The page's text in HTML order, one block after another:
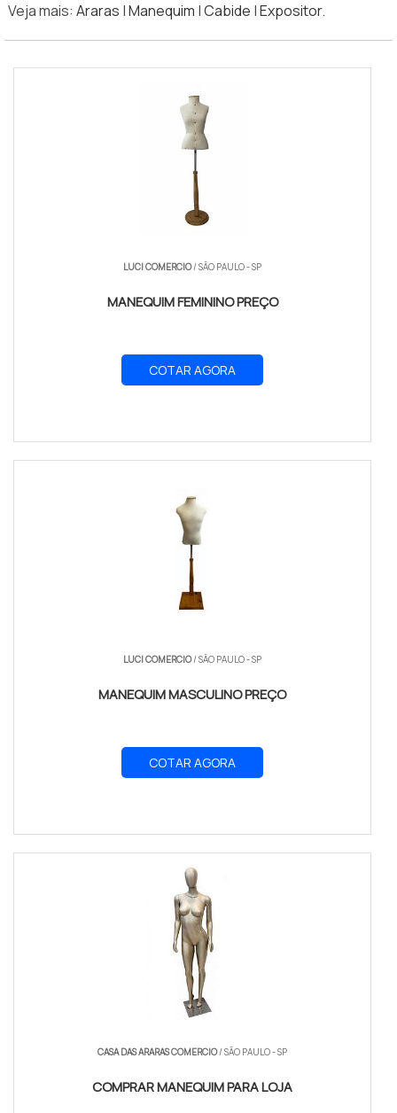
Veja mais: Araras |Manequim |Cabide |Expositor.
LUCI COMERCIO/ SÃO PAULO - SP
MANEQUIM FEMININO PREÇO
COTAR AGORA
LUCI COMERCIO/ SÃO PAULO - SP
MANEQUIM MASCULINO PREÇO
COTAR AGORA
CASA DAS ARARAS COMERCIO/ SÃO PAULO - SP
COMPRAR MANEQUIM PARA LOJA